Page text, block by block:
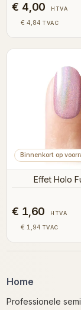
€ 4,00 HTVA
€ 4,84 TVAC
Binnenkort op
€ 1,60 HTVA
€ 1,94 TVAC
Home
Professionele